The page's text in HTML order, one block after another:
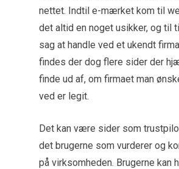
nettet. Indtil e-mærket kom til
det altid en noget usikker, og til
sag at handle ved et ukendt
findes der dog flere sider der
finde ud af, om firmaet man
ved er legit.
Det kan være sider som
det brugerne som vurderer og
på virksomheden. Brugerne kan